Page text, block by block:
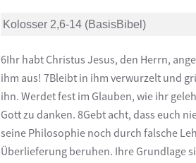
Kolosser 2,6-14 (BasisBibel)
6Ihr habt Christus Jesus, den Herrn,
ihm aus! 7Bleibt in ihm verwurzelt und
ihn. Werdet fest im Glauben, wie ihr
Gott zu danken. 8Gebt acht, dass euch
seine Philosophie noch durch falsche
Überlieferung beruhen. Ihre Grundlage